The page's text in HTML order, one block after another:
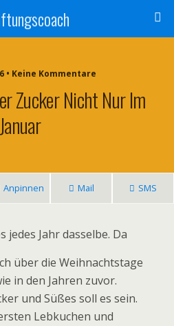
• Keine Kommentare
Zucker Nicht Nur Im
Januar
Anpinnen Mail SMS
jedes Jahr dasselbe. Da
über die Weihnachtstage
in den Jahren zuvor.
und Süßes soll es sein.
Lebkuchen und